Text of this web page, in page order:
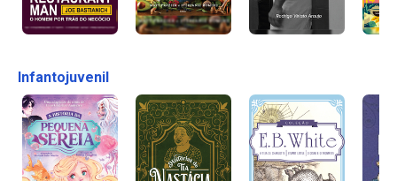
Infantojuvenil